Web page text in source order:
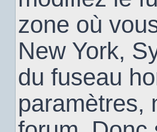
zone où
New York,
du fuseau
paramètres,